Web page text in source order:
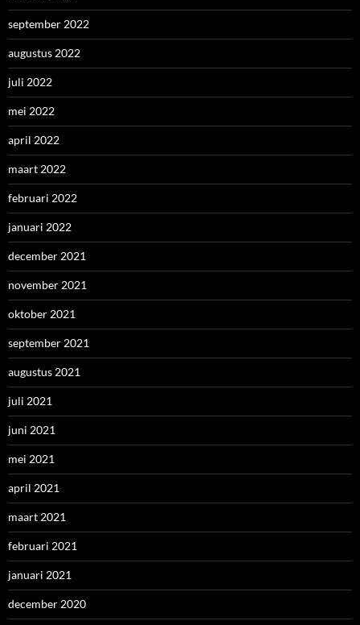
september 2022
augustus 2022
juli 2022
mei 2022
april 2022
maart 2022
februari 2022
januari 2022
december 2021
november 2021
oktober 2021
september 2021
augustus 2021
juli 2021
juni 2021
mei 2021
april 2021
maart 2021
februari 2021
januari 2021
december 2020